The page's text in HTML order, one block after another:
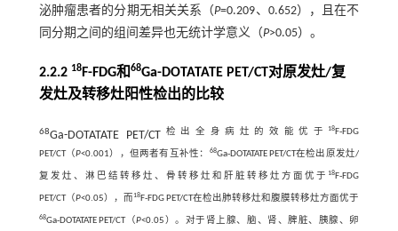
泌肿瘤患者的分期无相关关系（P=0.209、0.652），且在不
同分期之间的组间差异也无统计学意义（P>0.05）。
2.2.2 18F-FDG和68Ga-DOTATATE PET/CT对原发灶/复
发灶及转移灶阳性检出的比较
68Ga-DOTATATE PET/CT 检出全身病灶的效能优于 18F-FDG
PET/CT（P<0.001），但两者有互补性： 68Ga-DOTATATE PET/CT在检出原发灶/
复发灶、淋巴结转移灶、骨转移灶和肝脏转移灶方面优于 18F-FDG
PET/CT（P<0.05），而 18F-FDG PET/CT在检出肺转移灶和腹膜转移灶方面优于
68Ga-DOTATATE PET/CT（P<0.05）。对于肾上腺、脑、肾、脾脏、胰腺、卵